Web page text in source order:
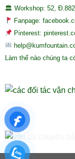
🏛 Workshop: 52,
Fanpage:
Pinterest:
Làm thế nào chúng ta